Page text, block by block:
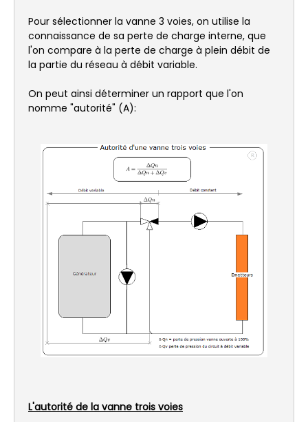
Pour sélectionner la vanne 3 voies, on utilise la
connaissance de sa perte de charge interne, que
l'on compare à la perte de charge à plein débit de
la partie du réseau à débit variable.
On peut ainsi déterminer un rapport que l'on
nomme "autorité" (A):
L'autorité de la vanne trois voies